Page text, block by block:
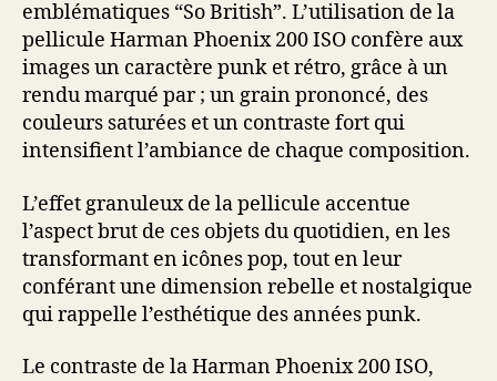
emblématiques “So British”. L’utilisation de la
pellicule Harman Phoenix 200 ISO confère aux
images un caractère punk et rétro, grâce à un
rendu marqué par ; un grain prononcé, des
couleurs saturées et un contraste fort qui
intensifient l’ambiance de chaque composition.
L’effet granuleux de la pellicule accentue
l’aspect brut de ces objets du quotidien, en les
transformant en icônes pop, tout en leur
conférant une dimension rebelle et nostalgique
qui rappelle l’esthétique des années punk.
Le contraste de la Harman Phoenix 200 ISO,